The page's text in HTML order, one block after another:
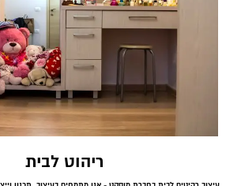
ריהוט לבית